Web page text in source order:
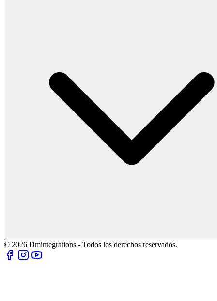
© 2026 Dmintegrations - Todos los derechos reservados.